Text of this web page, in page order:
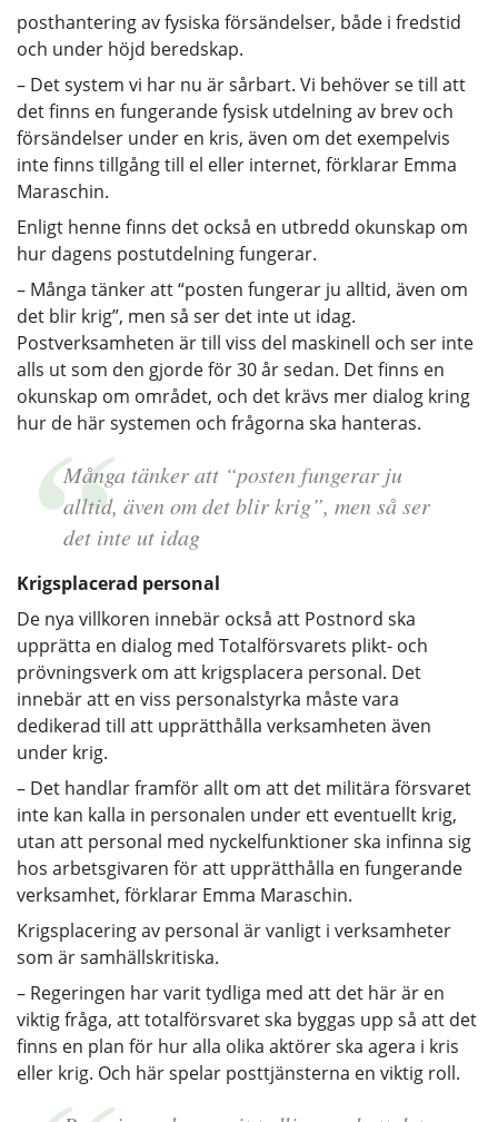
posthantering av fysiska försändelser, både i fredstid
och under höjd beredskap.
– Det system vi har nu är sårbart. Vi behöver se till att
det finns en fungerande fysisk utdelning av brev och
försändelser under en kris, även om det exempelvis
inte finns tillgång till el eller internet, förklarar Emma
Maraschin.
Enligt henne finns det också en utbredd okunskap om
hur dagens postutdelning fungerar.
– Många tänker att “posten fungerar ju alltid, även om
det blir krig”, men så ser det inte ut idag.
Postverksamheten är till viss del maskinell och ser inte
alls ut som den gjorde för 30 år sedan. Det finns en
okunskap om området, och det krävs mer dialog kring
hur de här systemen och frågorna ska hanteras.
Många tänker att “posten fungerar ju
alltid, även om det blir krig”, men så ser
det inte ut idag
Krigsplacerad personal
De nya villkoren innebär också att Postnord ska
upprätta en dialog med Totalförsvarets plikt- och
prövningsverk om att krigsplacera personal. Det
innebär att en viss personalstyrka måste vara
dedikerad till att upprätthålla verksamheten även
under krig.
– Det handlar framför allt om att det militära försvaret
inte kan kalla in personalen under ett eventuellt krig,
utan att personal med nyckelfunktioner ska infinna sig
hos arbetsgivaren för att upprätthålla en fungerande
verksamhet, förklarar Emma Maraschin.
Krigsplacering av personal är vanligt i verksamheter
som är samhällskritiska.
– Regeringen har varit tydliga med att det här är en
viktig fråga, att totalförsvaret ska byggas upp så att det
finns en plan för hur alla olika aktörer ska agera i kris
eller krig. Och här spelar posttjänsterna en viktig roll.